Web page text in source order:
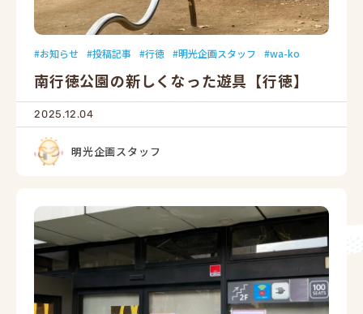
お知らせ 投稿記事 行徳 明光企画スタッフ wa-ko
南行徳公園の新しくなった遊具【行徳】
2025.12.04
明光企画スタッフ